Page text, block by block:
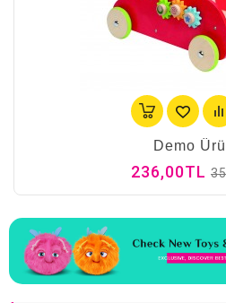
Demo
236,00TL